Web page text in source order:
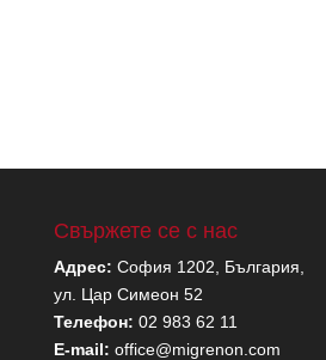
Свържете се с нас
Адрес: София 1202, България,
ул. Цар Симеон 52
Телефон: 02 983 62 11
E-mail: office@migrenon.com